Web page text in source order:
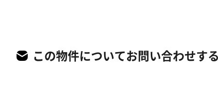
この物件についてお問い合わせする